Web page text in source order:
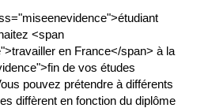
<span
en France</span> à la
de vos études
pouvez prétendre à différents
diffèrent en fonction du diplôme